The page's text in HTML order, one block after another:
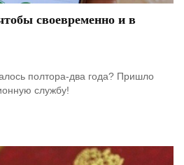
своевременно и в
полтора-два года? Пришло
службу!